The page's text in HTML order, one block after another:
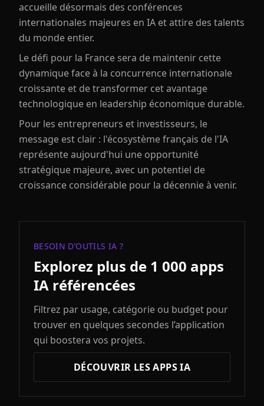
accueille désormais des conférences
internationales majeures en IA et attire des talents
du monde entier.
Le défi pour la France sera de maintenir cette
dynamique face à la concurrence internationale
croissante et de transformer cet avantage
technologique en leadership économique durable.
Pour les entrepreneurs et investisseurs, le
message est clair : l'écosystème français de l'IA
représente aujourd'hui une opportunité
stratégique majeure, avec un potentiel de
croissance considérable pour la décennie à venir.
BESOIN D’OUTILS IA ?
Explorez plus de 1 000 apps
IA référencées
Filtrez par usage, catégorie ou budget pour
trouver en quelques secondes l’application
qui boostera vos projets.
DÉCOUVRIR LES APPS IA